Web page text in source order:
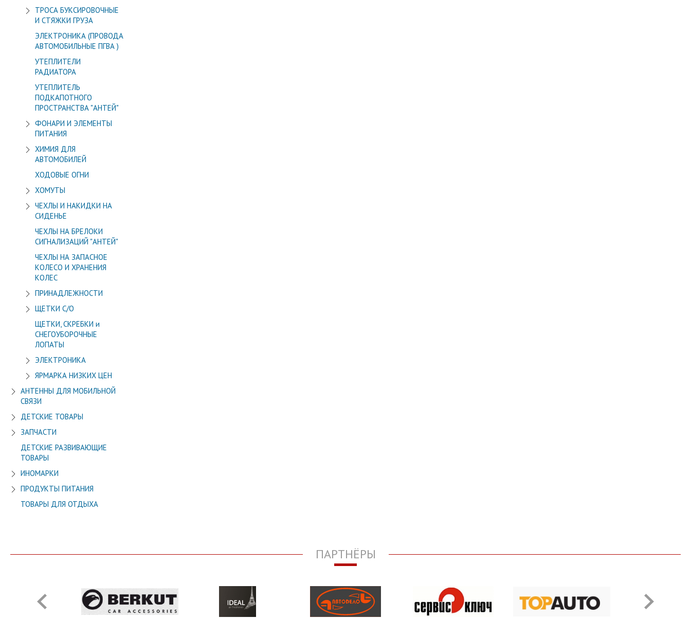
ТРОСА БУКСИРОВОЧНЫЕ
И СТЯЖКИ ГРУЗА
ЭЛЕКТРОНИКА (ПРОВОДА
АВТОМОБИЛЬНЫЕ ПГВА )
УТЕПЛИТЕЛИ
РАДИАТОРА
УТЕПЛИТЕЛЬ
ПОДКАПОТНОГО
ПРОСТРАНСТВА "АНТЕЙ"
ФОНАРИ И ЭЛЕМЕНТЫ
ПИТАНИЯ
ХИМИЯ ДЛЯ
АВТОМОБИЛЕЙ
ХОДОВЫЕ ОГНИ
ХОМУТЫ
ЧЕХЛЫ И НАКИДКИ НА
СИДЕНЬЕ
ЧЕХЛЫ НА БРЕЛОКИ
СИГНАЛИЗАЦИЙ "АНТЕЙ"
ЧЕХЛЫ НА ЗАПАСНОЕ
КОЛЕСО И ХРАНЕНИЯ
КОЛЕС
ПРИНАДЛЕЖНОСТИ
ЩЕТКИ С/О
ЩЕТКИ, СКРЕБКИ и
СНЕГОУБОРОЧНЫЕ
ЛОПАТЫ
ЭЛЕКТРОНИКА
ЯРМАРКА НИЗКИХ ЦЕН
АНТЕННЫ ДЛЯ МОБИЛЬНОЙ
СВЯЗИ
ДЕТСКИЕ ТОВАРЫ
ЗАПЧАСТИ
ДЕТСКИЕ РАЗВИВАЮЩИЕ
ТОВАРЫ
ИНОМАРКИ
ПРОДУКТЫ ПИТАНИЯ
ТОВАРЫ ДЛЯ ОТДЫХА
ПАРТНЁРЫ